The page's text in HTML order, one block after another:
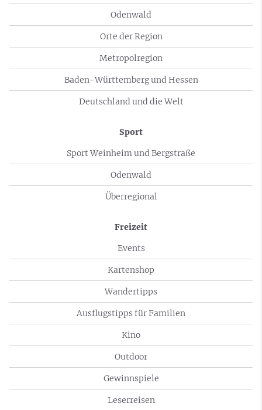
Odenwald
Orte der Region
Metropolregion
Baden-Württemberg und Hessen
Deutschland und die Welt
Sport
Sport Weinheim und Bergstraße
Odenwald
Überregional
Freizeit
Events
Kartenshop
Wandertipps
Ausflugstipps für Familien
Kino
Outdoor
Gewinnspiele
Leserreisen